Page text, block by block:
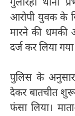
गुलरिहा थाना
आरोपी युवक के
मारने की धमकी
दर्ज कर लिया
पुलिस के
देकर बातचीत
फंसा लिया।